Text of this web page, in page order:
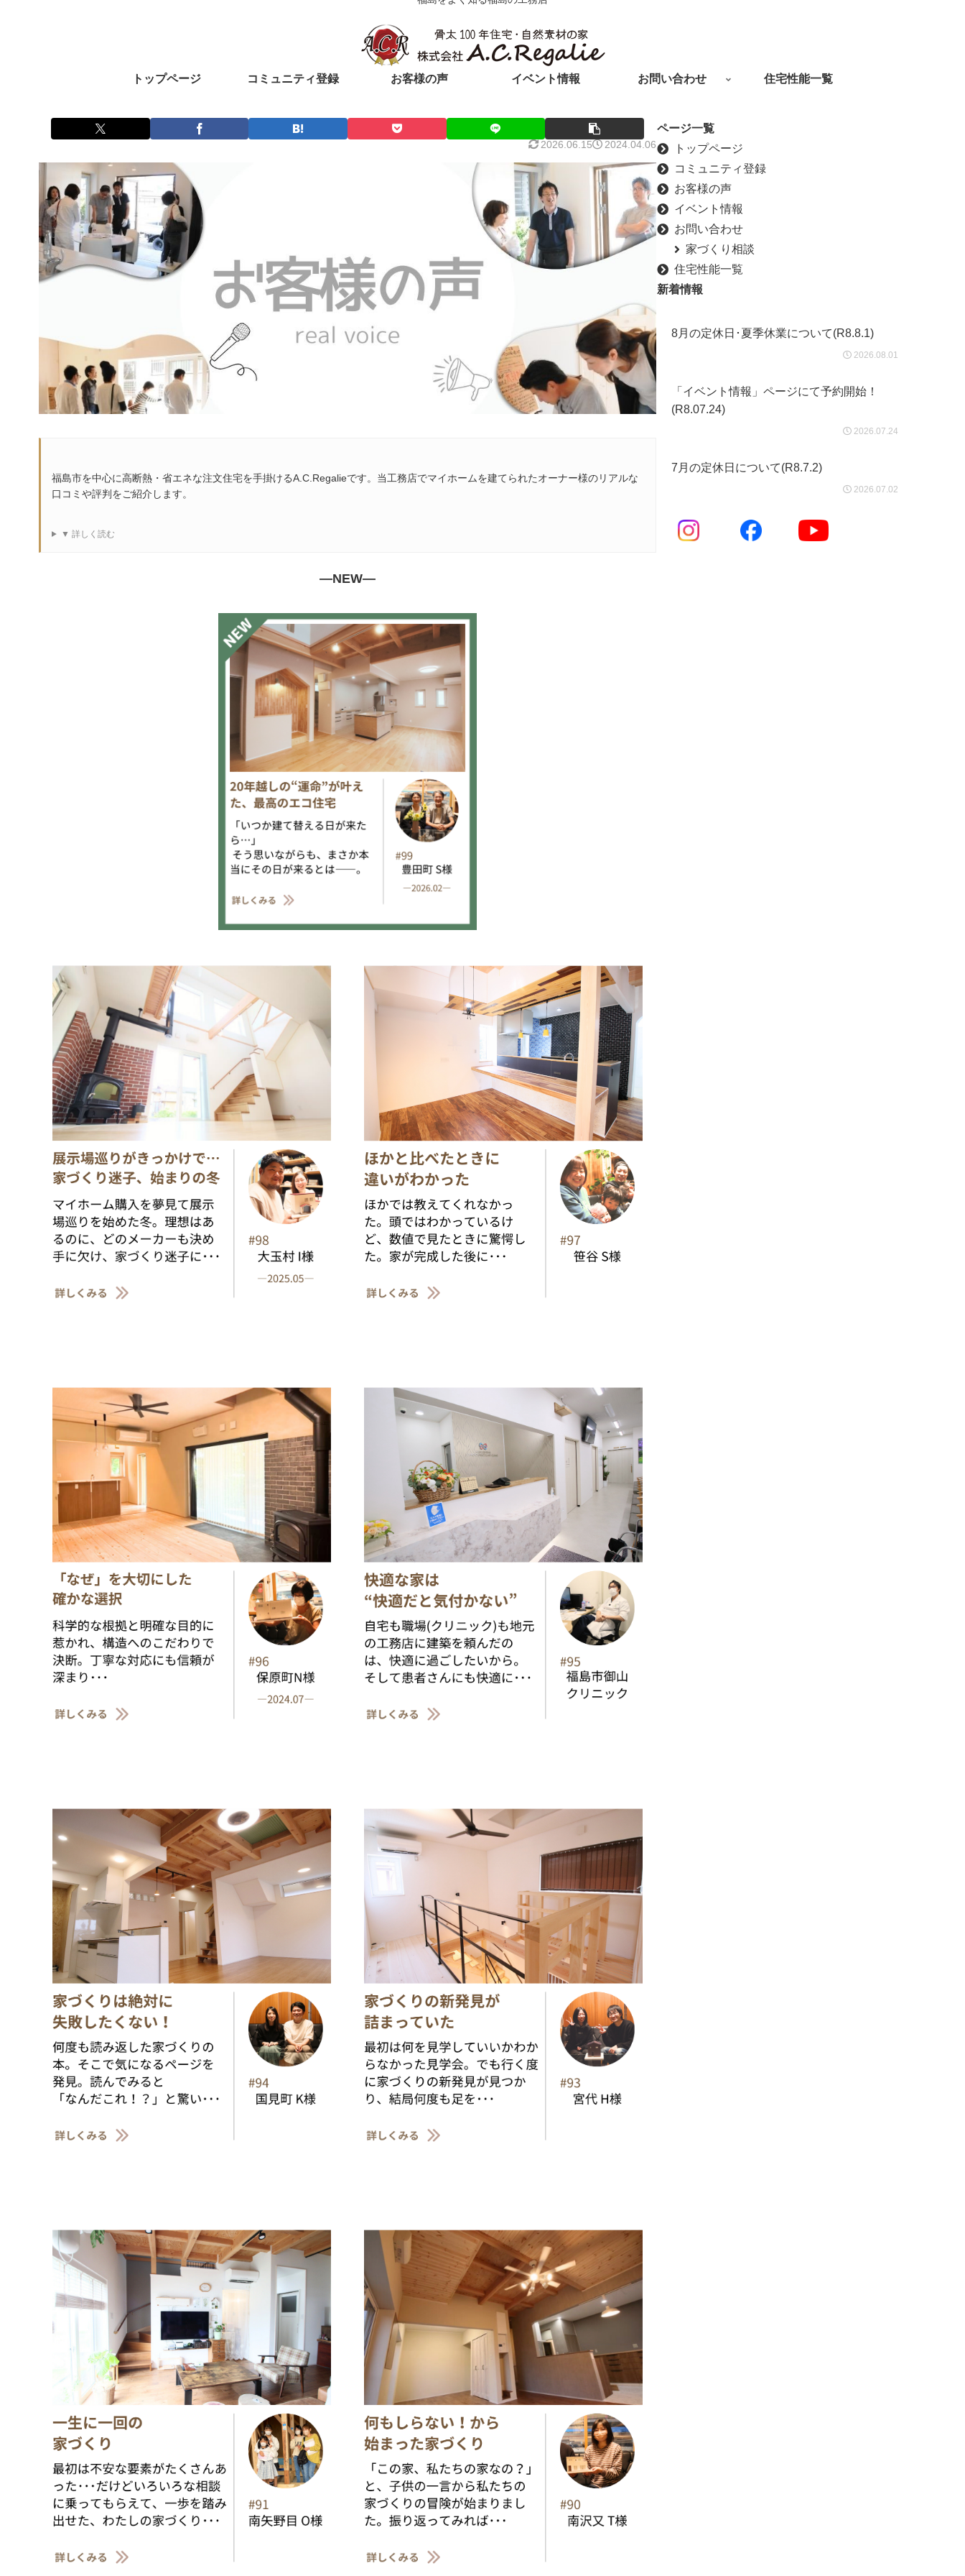
トップページ コミュニティ登録 お客様の声 イベント情報 お問い合わせ 住宅性能一覧
2024.04.06
2026.06.15
福島市を中心に高断熱・省エネな注文住宅を手掛けるA.C.Regalieです。当工務店でマイホームを建てられたオーナー様のリアルな
口コミや評判をご紹介します。
▼ 詳しく読む
―NEW―
ページ一覧
トップページ
コミュニティ登録
お客様の声
イベント情報
お問い合わせ
家づくり相談
住宅性能一覧
新着情報
8月の定休日･夏季休業について(R8.8.1)
2026.08.01
「イベント情報」ページにて予約開始！
(R8.07.24)
2026.07.24
7月の定休日について(R8.7.2)
2026.07.02